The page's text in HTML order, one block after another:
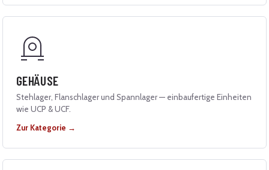
GEHÄUSE
Stehlager, Flanschlager und Spannlager — einbaufertige Einheiten
wie UCP & UCF.
Zur Kategorie →